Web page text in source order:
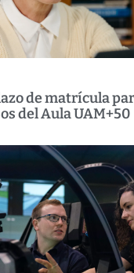
de matrícula
del Aula UAM+50